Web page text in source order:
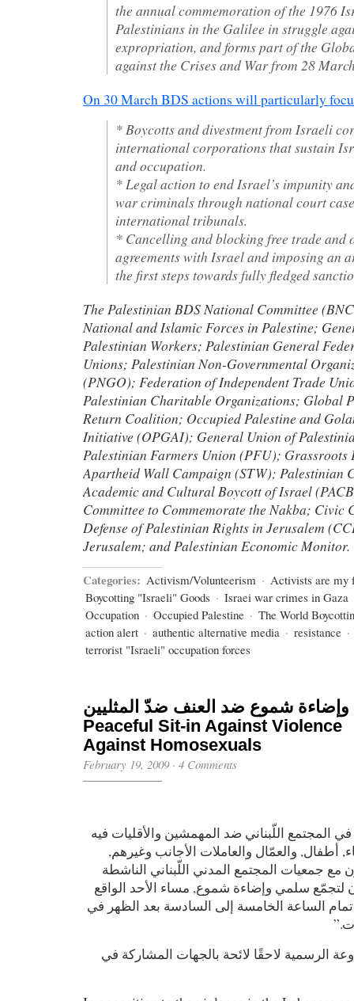
the annual commemoration of the 1976
Palestinians in the Galilee in struggle
expropriation, and forms part of the
against the Crises and War from 28
On 30 March BDS actions will particularly
* Boycotts and divestment from Israeli
international corporations that sustain
and occupation.
* Legal action to end Israel’s impunity
war criminals through national court
international tribunals.
* Cancelling and blocking free trade and
agreements with Israel and imposing an
the first steps towards fully fledged
The Palestinian BDS National Committee
National and Islamic Forces in Palestine;
Palestinian Workers; Palestinian General
Unions; Palestinian Non-Governmental
(PNGO); Federation of Independent Trade
Palestinian Charitable Organizations; Global
Return Coalition; Occupied Palestine and
Initiative (OPGAI); General Union of
Palestinian Farmers Union (PFU); Grassroots
Apartheid Wall Campaign (STW); Palestinian
Academic and Cultural Boycott of Israel
Committee to Commemorate the Nakba; Civic
Defense of Palestinian Rights in Jerusalem
Jerusalem; and Palestinian Economic Monitor.
Categories: Activism/Volunteerism · Activists are my
Boycotting "Israeli" Goods · Israei war crimes in Gaza
Occupation · Occupied Palestine · The World
action alert · authentic alternative media · resistance ·
terrorist "Israeli" occupation forces
شموع ضد العنف ضدّ المثليين -
Peaceful Sit-in Against Violence
Against Homosexuals
February 19, 2009· 4 Comments
المجتمع اللّبناني ضد المهمشين والأقليات فيه
أطفال, والعمّال والعاملات الأجانب وغيرهم,
مع جمعيات المجتمع المدني اللّبناني الناشطة
سلمي وإضاءة شموع, مساء الأحد الواقع
2009 في تمام الساعة الخامسة إلى السادسة بعد الظهر في
الرسمية لاحقًا لائحة بالجهات المشاركة في